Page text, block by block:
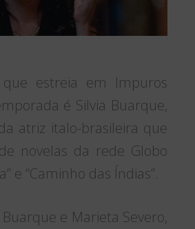
estreia em Impuros
é Silvia Buarque,
atriz italo-brasileira que
novelas da rede Globo
e “Caminho das Índias”.
Buarque e Marieta Severo,